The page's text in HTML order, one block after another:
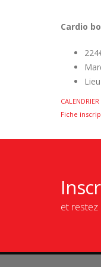
Cardio
CALENDRIER
Fiche
et restez